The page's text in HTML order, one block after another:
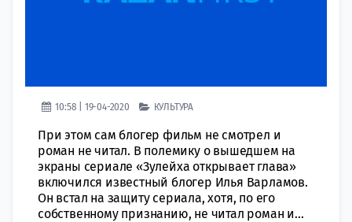
10:58 | 19-04-2020 КУЛЬТУРА
При этом сам блогер фильм не смотрел и
роман не читал. В полемику о вышедшем на
экраны сериале «Зулейха открывает глава»
включился известный блогер Илья Варламов.
Он встал на защиту сериала, хотя, по его
собственному признанию, не читал роман и...